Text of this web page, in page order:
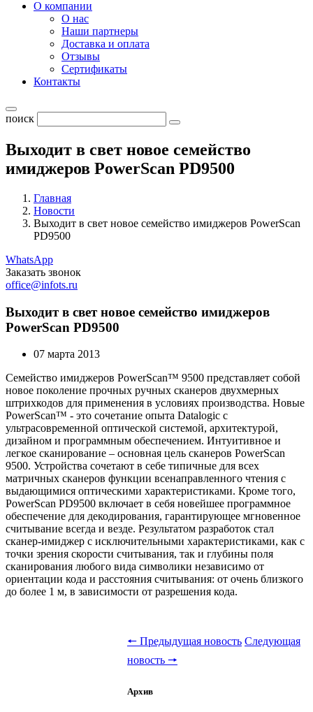
О компании
О нас
Наши партнеры
Доставка и оплата
Отзывы
Сертификаты
Контакты
поиск
Выходит в свет новое семейство
имиджеров PowerScan PD9500
Главная
Новости
Выходит в свет новое семейство имиджеров PowerScan
PD9500
WhatsApp
Заказать звонок
office@infots.ru
Выходит в свет новое семейство имиджеров
PowerScan PD9500
07 марта 2013
Семейство имиджеров PowerScan™ 9500 представляет собой
новое поколение прочных ручных сканеров двухмерных
штрихкодов для применения в условиях производства. Новые
PowerScan™ - это сочетание опыта Datalogic с
ультрасовременной оптической системой, архитектурой,
дизайном и программным обеспечением. Интуитивное и
легкое сканирование – основная цель сканеров PowerScan
9500. Устройства сочетают в себе типичные для всех
матричных сканеров функции всенаправленного чтения с
выдающимися оптическими характеристиками. Кроме того,
PowerScan PD9500 включает в себя новейшее программное
обеспечение для декодирования, гарантирующее мгновенное
считывание всегда и везде. Результатом разработок стал
сканер-имиджер с исключительными характеристиками, как с
точки зрения скорости считывания, так и глубины поля
сканирования любого вида символики независимо от
ориентации кода и расстояния считывания: от очень близкого
до более 1 м, в зависимости от разрешения кода.
🠔 Предыдущая новость Следующая
новость 🠖
Архив